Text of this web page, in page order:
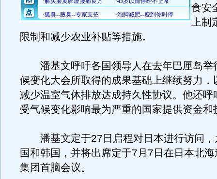
食安
上制
限制和减少农业补贴等措施。
潘基文呼吁各国领导人在去年巴厘岛举
候变化大会所取得的成果基础上继续努力，
减少温室气体排放达成持久性协议。他还呼
受气候变化影响最为严重的国家提供资金和
潘基文定于27日启程对日本进行访问，
国和韩国，并将出席定于7月7日在日本北
集团首脑会议。